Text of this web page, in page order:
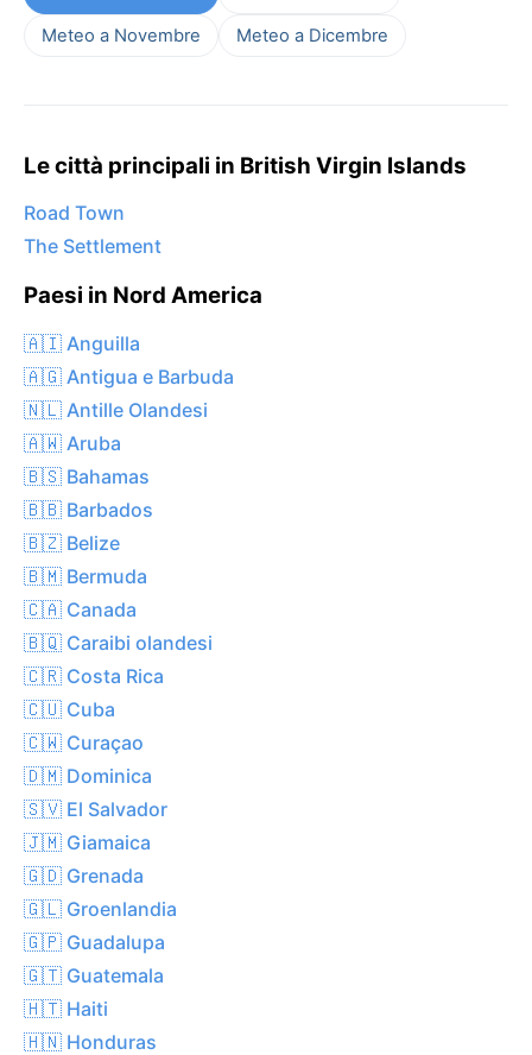
Meteo a Novembre
Meteo a Dicembre
Le città principali in British Virgin Islands
Road Town
The Settlement
Paesi in Nord America
🇦🇮 Anguilla
🇦🇬 Antigua e Barbuda
🇳🇱 Antille Olandesi
🇦🇼 Aruba
🇧🇸 Bahamas
🇧🇧 Barbados
🇧🇿 Belize
🇧🇲 Bermuda
🇨🇦 Canada
🇧🇶 Caraibi olandesi
🇨🇷 Costa Rica
🇨🇺 Cuba
🇨🇼 Curaçao
🇩🇲 Dominica
🇸🇻 El Salvador
🇯🇲 Giamaica
🇬🇩 Grenada
🇬🇱 Groenlandia
🇬🇵 Guadalupa
🇬🇹 Guatemala
🇭🇹 Haiti
🇭🇳 Honduras